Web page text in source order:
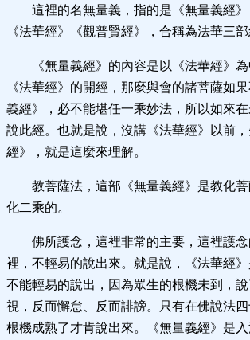
這裡的名無量義，指的是《無量義經
《法華經》《觀普賢經》，合稱為法華三部
《無量義經》的內容是以《法華經》
《法華經》的開經，那麼與會的諸菩薩如
義經》，必不能堪任一乘妙法，所以如來
說此經。也就是說，沒講《法華經》以前
經》，就是這麼來理解。
教菩薩法，這部《無量義經》是教化
化二乘的。
佛所護念，這裡非常的主要，這裡護
裡，不輕易的說出來。就是說，《法華經
不能輕易的說出，因為眾生的根機未到，
視，反而懈怠、反而誹謗。只有在佛說法
根機成熟了才肯說出來。《無量義經》是